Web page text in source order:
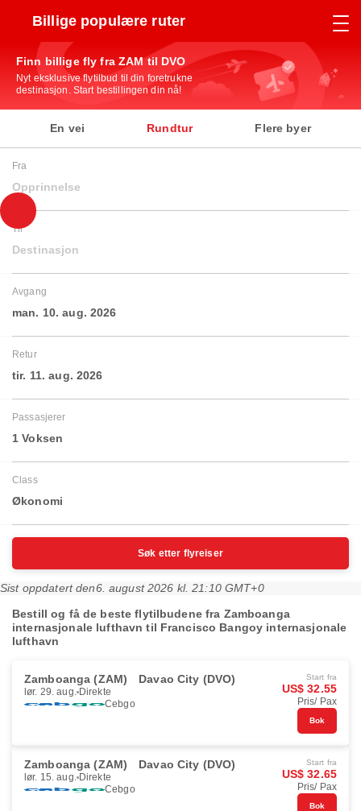
Billige populære ruter
Finn billige fly fra ZAM til DVO
Nyt eksklusive flytilbud til din foretrukne
destinasjon. Start bestillingen din nå!
En vei Rundtur Flere byer
Fra
Opprinnelse
Til
Destinasjon
Avgang
man. 10. aug. 2026
Retur
tir. 11. aug. 2026
Passasjerer
1 Voksen
Class
Økonomi
Søk etter flyreiser
Sist oppdatert den6. august 2026 kl. 21:10 GMT+0
Bestill og få de beste flytilbudene fra Zamboanga
internasjonale lufthavn til Francisco Bangoy internasjonale
lufthavn
Zamboanga (ZAM) Davao City (DVO)
lør. 29. aug. Direkte
Cebgo
Start fra
US$ 32.55
Pris/ Pax
Bok
Zamboanga (ZAM) Davao City (DVO)
lør. 15. aug. Direkte
Cebgo
Start fra
US$ 32.65
Pris/ Pax
Bok